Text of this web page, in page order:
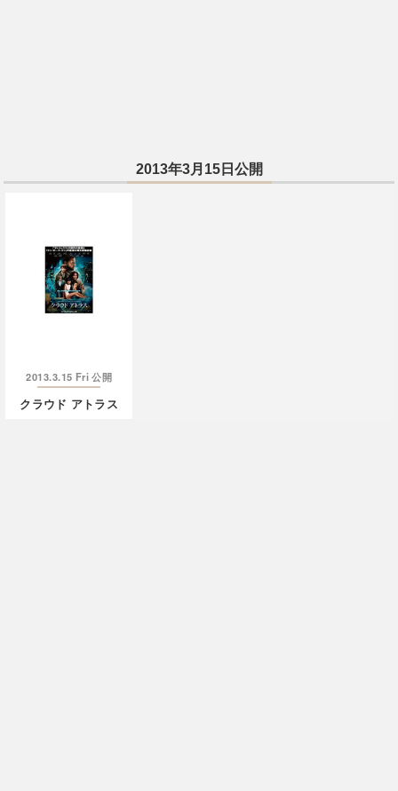
2013年3月15日公開
2013.3.15 Fri 公開
クラウド アトラス